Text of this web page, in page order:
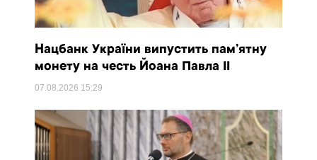
Нацбанк України випустить пам’ятну
монету на честь Йоана Павла II
07.08.2026 15:29